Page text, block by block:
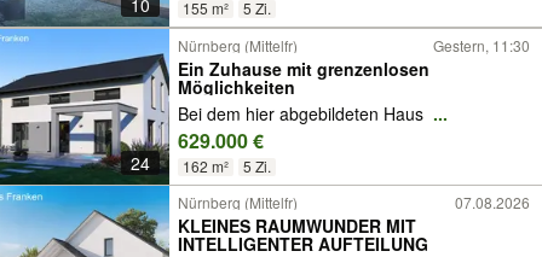
10 155 m² 5 Zi.
24
Nürnberg (Mittelfr) Gestern, 11:30
Ein Zuhause mit grenzenlosen
Möglichkeiten
Bei dem hier abgebildeten Haus ...
629.000 €
162 m² 5 Zi.
Nürnberg (Mittelfr) 07.08.2026
KLEINES RAUMWUNDER MIT
INTELLIGENTER AUFTEILUNG